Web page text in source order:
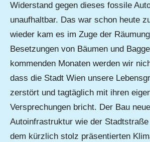
Widerstand gegen dieses fossile
unaufhaltbar. Das war schon heute
wieder kam es im Zuge der
Besetzungen von Bäumen und
kommenden Monaten werden wir
dass die Stadt Wien unsere
zerstört und tagtäglich mit ihren
Versprechungen bricht. Der Bau
Autoinfrastruktur wie der
dem kürzlich stolz präsentierten